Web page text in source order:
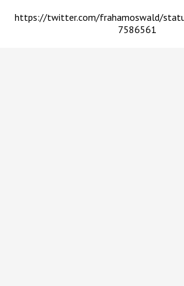
https://twitter.com/frahamoswald/
7586561